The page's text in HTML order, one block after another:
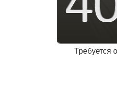
Требуется